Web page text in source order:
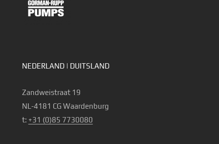
NEDERLAND | DUITSLAND
Zandweistraat 19
NL-4181 CG Waardenburg
t: +31 (0)85 7730080